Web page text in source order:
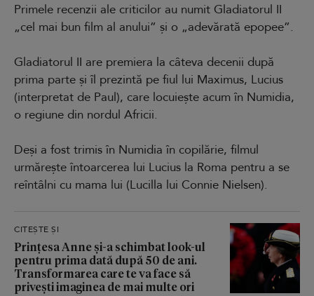
Primele recenzii ale criticilor au numit Gladiatorul II
„cel mai bun film al anului” și o „adevărată epopee”.
Gladiatorul II are premiera la câteva decenii după
prima parte și îl prezintă pe fiul lui Maximus, Lucius
(interpretat de Paul), care locuiește acum în Numidia,
o regiune din nordul Africii.
Deși a fost trimis în Numidia în copilărie, filmul
urmărește întoarcerea lui Lucius la Roma pentru a se
reîntâlni cu mama lui (Lucilla lui Connie Nielsen).
CITEȘTE ȘI
Prințesa Anne și-a schimbat look-ul
pentru prima dată după 50 de ani.
Transformarea care te va face să
privești imaginea de mai multe ori